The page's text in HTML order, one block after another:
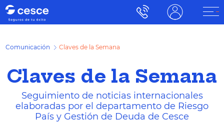
Comunicación Claves de la Semana
Claves de la Semana
Seguimiento de noticias internacionales
elaboradas por el departamento de Riesgo
País y Gestión de Deuda de Cesce